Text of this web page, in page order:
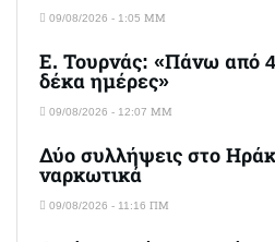
09/08/2026 - 1:05 ΜΜ
Ε. Τουρνάς: «Πάνω από
δέκα ημέρες»
09/08/2026 - 12:07 ΜΜ
Δύο συλλήψεις στο
ναρκωτικά
09/08/2026 - 11:16 ΠΜ